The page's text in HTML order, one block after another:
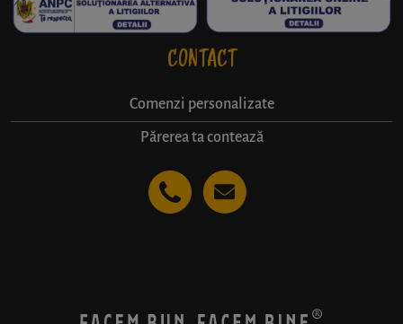
CONTACT
Comenzi personalizate
Părerea ta contează